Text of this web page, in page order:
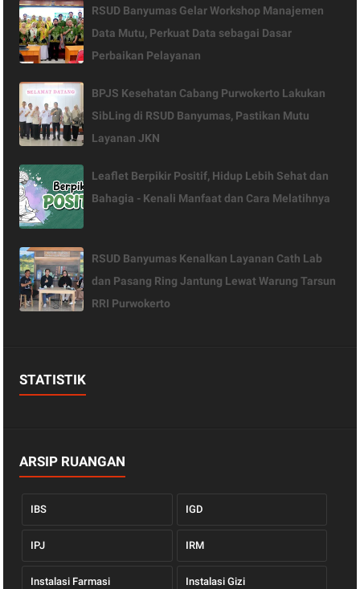
RSUD Banyumas Gelar Workshop Manajemen
Data Mutu, Perkuat Data sebagai Dasar
Perbaikan Pelayanan
BPJS Kesehatan Cabang Purwokerto Lakukan
SibLing di RSUD Banyumas, Pastikan Mutu
Layanan JKN
Leaflet Berpikir Positif, Hidup Lebih Sehat dan
Bahagia - Kenali Manfaat dan Cara Melatihnya
RSUD Banyumas Kenalkan Layanan Cath Lab
dan Pasang Ring Jantung Lewat Warung Tarsun
RRI Purwokerto
STATISTIK
ARSIP RUANGAN
IBS IGD
IPJ IRM
Instalasi Farmasi Instalasi Gizi